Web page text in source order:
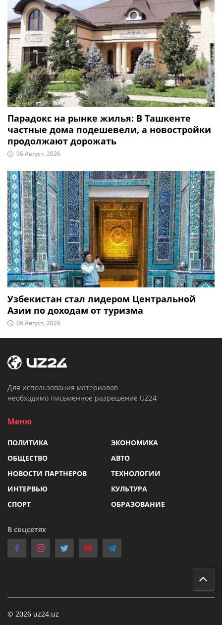
Парадокс на рынке жилья: В Ташкенте
частные дома подешевели, а новостройки
продолжают дорожать
06 Август, 2026
Узбекистан стал лидером Центральной
Азии по доходам от туризма
06 Август, 2026
Для использования материалов
необходимо письменное разрешение UZ24
Меню
ПОЛИТИКА
ЭКОНОМИКА
ОБЩЕСТВО
АВТО
НОВОСТИ ПАРТНЕРОВ
ТЕХНОЛОГИИ
ИНТЕРВЬЮ
КУЛЬТУРА
СПОРТ
ОБРАЗОВАНИЕ
В соцсетях
© 2026 uz24.uz